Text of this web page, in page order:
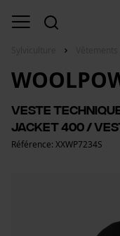
Veste
Jacket 400 /
Référence: XXWP7234S